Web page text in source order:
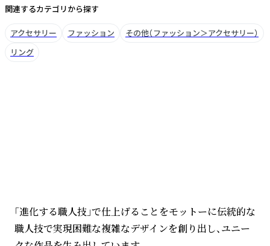
関連するカテゴリから探す
アクセサリー ファッション
その他（ファッション＞アクセサリー）
リング
「進化する職人技」で仕上げることをモットーに伝統的な
職人技で実現困難な複雑なデザインを創り出し、ユニー